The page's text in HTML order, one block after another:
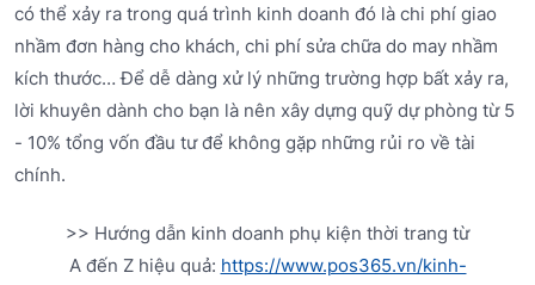
có thể xảy ra trong quá trình kinh doanh đó là chi phí giao
nhầm đơn hàng cho khách, chi phí sửa chữa do may nhầm
kích thước… Để dễ dàng xử lý những trường hợp bất xảy ra,
lời khuyên dành cho bạn là nên xây dựng quỹ dự phòng từ 5
- 10% tổng vốn đầu tư để không gặp những rủi ro về tài
chính.
>> Hướng dẫn kinh doanh phụ kiện thời trang từ
A đến Z hiệu quả: https://www.pos365.vn/kinh-